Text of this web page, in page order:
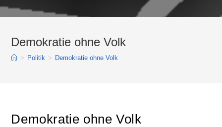
Demokratie ohne Volk
> Politik > Demokratie ohne Volk
Demokratie ohne Volk